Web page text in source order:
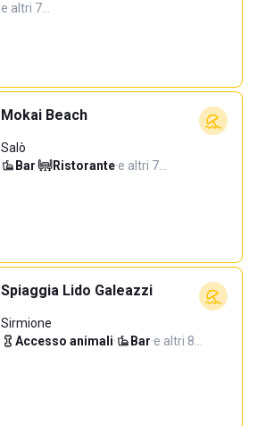
e altri 7…
Mokai Beach
Salò
Bar· Ristorante·e altri 7…
Spiaggia Lido Galeazzi
Sirmione
Accesso animali· Bar·e altri 8…